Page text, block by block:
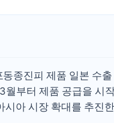
종진피 제품 일본 수
월부터 제품 공급을 시
시아 시장 확대를 추진